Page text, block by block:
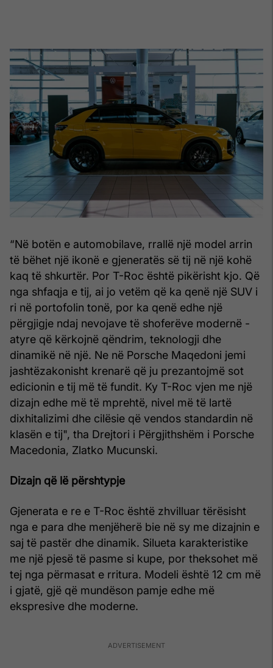
“Në botën e automobilave, rrallë një model arrin
të bëhet një ikonë e gjeneratës së tij në një kohë
kaq të shkurtër. Por T-Roc është pikërisht kjo. Që
nga shfaqja e tij, ai jo vetëm që ka qenë një SUV i
ri në portofolin tonë, por ka qenë edhe një
përgjigje ndaj nevojave të shoferëve modernë -
atyre që kërkojnë qëndrim, teknologji dhe
dinamikë në një. Ne në Porsche Maqedoni jemi
jashtëzakonisht krenarë që ju prezantojmë sot
edicionin e tij më të fundit. Ky T-Roc vjen me një
dizajn edhe më të mprehtë, nivel më të lartë
dixhitalizimi dhe cilësie që vendos standardin në
klasën e tij", tha Drejtori i Përgjithshëm i Porsche
Macedonia, Zlatko Mucunski.
Dizajn që lë përshtypje
Gjenerata e re e T-Roc është zhvilluar tërësisht
nga e para dhe menjëherë bie në sy me dizajnin e
saj të pastër dhe dinamik. Silueta karakteristike
me një pjesë të pasme si kupe, por theksohet më
tej nga përmasat e rritura. Modeli është 12 cm më
i gjatë, gjë që mundëson pamje edhe më
ekspresive dhe moderne.